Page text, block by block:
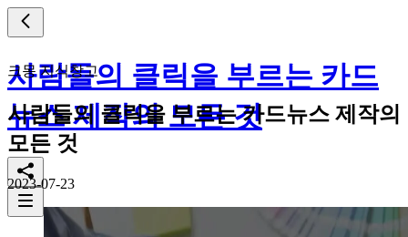
사람들의 클릭을 부르는 카드
뉴스 제작의 모든 것
크몽 지식창고
사람들의 클릭을 부르는 카드뉴스 제작의
모든 것
2023-07-23